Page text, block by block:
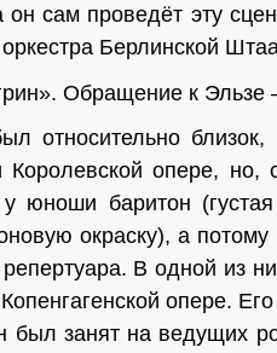
он сам про­ведёт эту
Берлинской
Обращение к Эльзе
близок,
опере, но,
юноши баритон
окраску), а
репертуара. В одной из
опере. Его
был занят на ведущих